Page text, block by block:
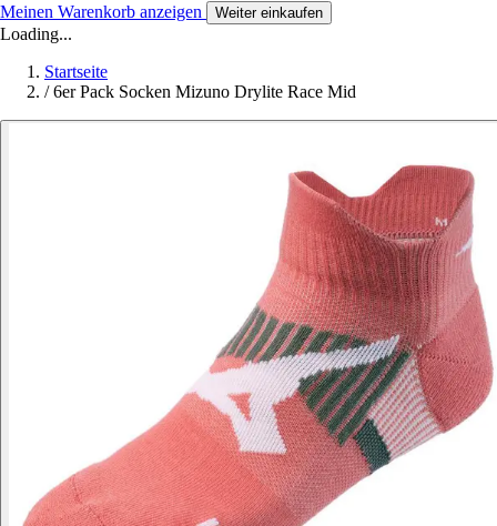
Meinen Warenkorb anzeigen Weiter einkaufen
Loading...
Startseite
/ 6er Pack Socken Mizuno Drylite Race Mid